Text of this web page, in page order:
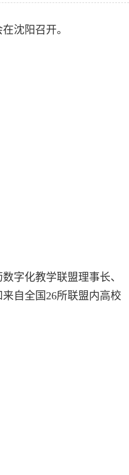
沈阳召开。
字化教学联盟理事长、
自全国26所联盟内高校